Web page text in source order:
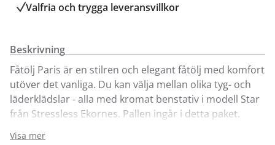
Valfria och trygga leveransvillkor
Beskrivning
Fåtölj Paris är en stilren och elegant fåtölj med komfort
utöver det vanliga. Du kan välja mellan olika tyg- och
läderklädslar - alla med kromat benstativ i modell Star
från Stressless Ekornes. Pallen ingår i detta paket.
Visa mer